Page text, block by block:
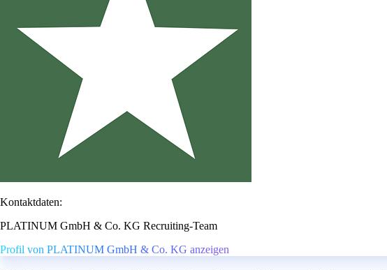
Kontaktdaten:
PLATINUM GmbH & Co. KG Recruiting-Team
Profil von PLATINUM GmbH & Co. KG anzeigen